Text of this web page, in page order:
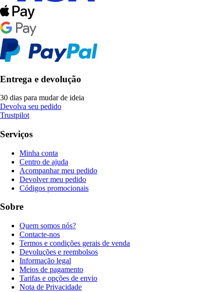
Entrega e devolução
30 dias para mudar de ideia
Devolva seu pedido
Trustpilot
Serviços
Minha conta
Centro de ajuda
Acompanhar meu pedido
Devolver meu pedido
Códigos promocionais
Sobre
Quem somos nós?
Contacte-nos
Termos e condições gerais de venda
Devoluções e reembolsos
Informação legal
Meios de pagamento
Tarifas e opções de envio
Nota de Privacidade